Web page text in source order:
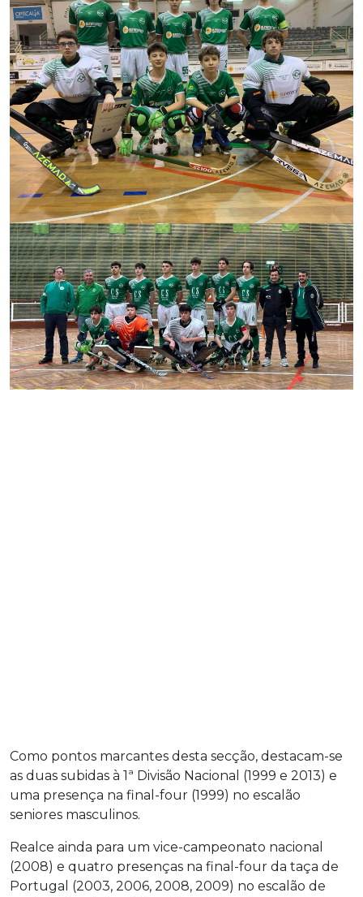
Como pontos marcantes desta secção, destacam-se
as duas subidas à 1ª Divisão Nacional (1999 e 2013) e
uma presença na final-four (1999) no escalão
seniores masculinos.
Realce ainda para um vice-campeonato nacional
(2008) e quatro presenças na final-four da taça de
Portugal (2003, 2006, 2008, 2009) no escalão de